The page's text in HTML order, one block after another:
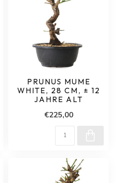
PRUNUS MUME
WHITE, 28 CM, ± 12
JAHRE ALT
€225,00